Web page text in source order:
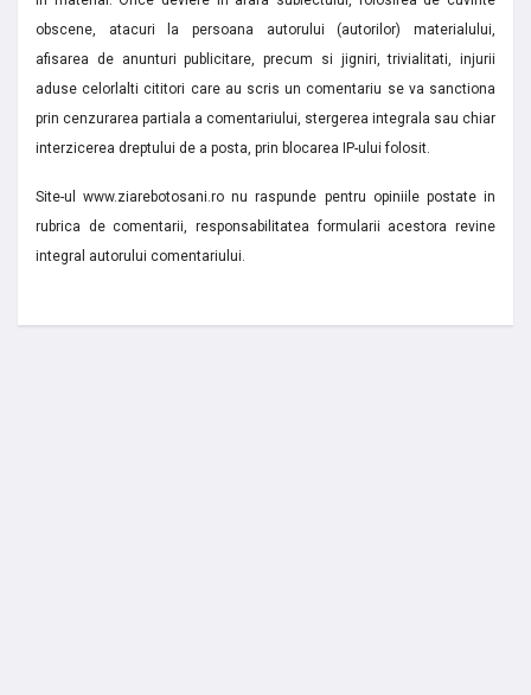
obscene, atacuri la persoana autorului (autorilor) materialului,
afisarea de anunturi publicitare, precum si jigniri, trivialitati, injurii
aduse celorlalti cititori care au scris un comentariu se va sanctiona
prin cenzurarea partiala a comentariului, stergerea integrala sau chiar
interzicerea dreptului de a posta, prin blocarea IP-ului folosit.
Site-ul www.ziarebotosani.ro nu raspunde pentru opiniile postate in
rubrica de comentarii, responsabilitatea formularii acestora revine
integral autorului comentariului.